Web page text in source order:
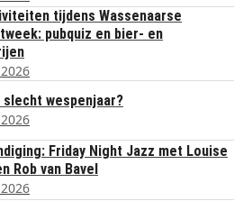
tijdens Wassenaarse
pubquiz en bier- en
slecht wespenjaar?
Friday Night Jazz met Louise
Rob van Bavel